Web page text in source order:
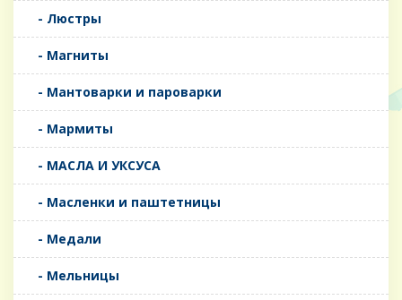
- Люстры
- Магниты
- Мантоварки и пароварки
- Мармиты
- МАСЛА И УКСУСА
- Масленки и паштетницы
- Медали
- Мельницы